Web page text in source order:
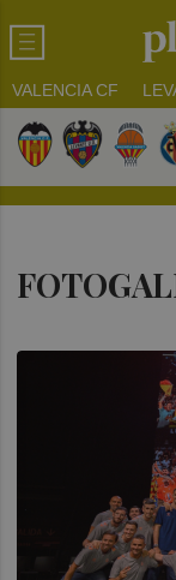
VALENCIA CF